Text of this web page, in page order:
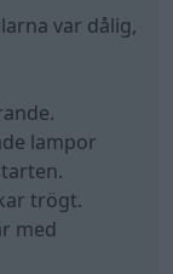
var dålig,
lampor
trögt.
med